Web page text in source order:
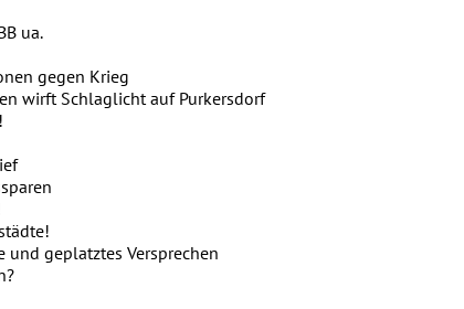
ua.
gegen Krieg
wirft Schlaglicht auf Purkersdorf
geplatztes Versprechen